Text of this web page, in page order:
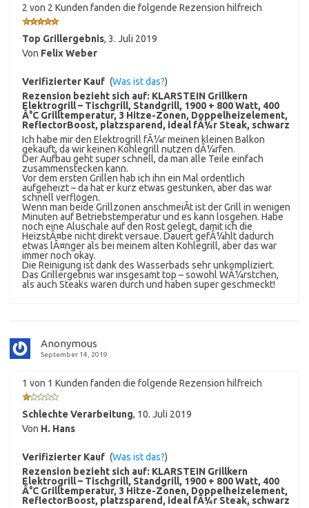
2 von 2 Kunden fanden die folgende Rezension hilfreich
Top Grillergebnis, 3. Juli 2019
Von Felix Weber
Verifizierter Kauf (Was ist das?)
Rezension bezieht sich auf: KLARSTEIN Grillkern
Elektrogrill – Tischgrill, Standgrill, 1900 + 800 Watt, 400
Â°C Grilltemperatur, 3 Hitze-Zonen, Doppelheizelement,
ReflectorBoost, platzsparend, ideal fÃ¼r Steak, schwarz
Ich habe mir den Elektrogrill fÃ¼r meinen kleinen Balkon
gekauft, da wir keinen Kohlegrill nutzen dÃ¼rfen.
Der Aufbau geht super schnell, da man alle Teile einfach
zusammenstecken kann.
Vor dem ersten Grillen hab ich ihn ein Mal ordentlich
aufgeheizt – da hat er kurz etwas gestunken, aber das war
schnell verflogen.
Wenn man beide Grillzonen anschmeiÃt ist der Grill in wenigen
Minuten auf Betriebstemperatur und es kann losgehen. Habe
noch eine Aluschale auf den Rost gelegt, damit ich die
HeizstÃ¤be nicht direkt versaue. Dauert gefÃ¼hlt dadurch
etwas lÃ¤nger als bei meinem alten Kohlegrill, aber das war
immer noch okay.
Die Reinigung ist dank des Wasserbads sehr unkompliziert.
Das Grillergebnis war insgesamt top – sowohl WÃ¼rstchen,
als auch Steaks waren durch und haben super geschmeckt!
Anonymous
September 14, 2019
1 von 1 Kunden fanden die folgende Rezension hilfreich
Schlechte Verarbeitung, 10. Juli 2019
Von H. Hans
Verifizierter Kauf (Was ist das?)
Rezension bezieht sich auf: KLARSTEIN Grillkern
Elektrogrill – Tischgrill, Standgrill, 1900 + 800 Watt, 400
Â°C Grilltemperatur, 3 Hitze-Zonen, Doppelheizelement,
ReflectorBoost, platzsparend, ideal fÃ¼r Steak, schwarz